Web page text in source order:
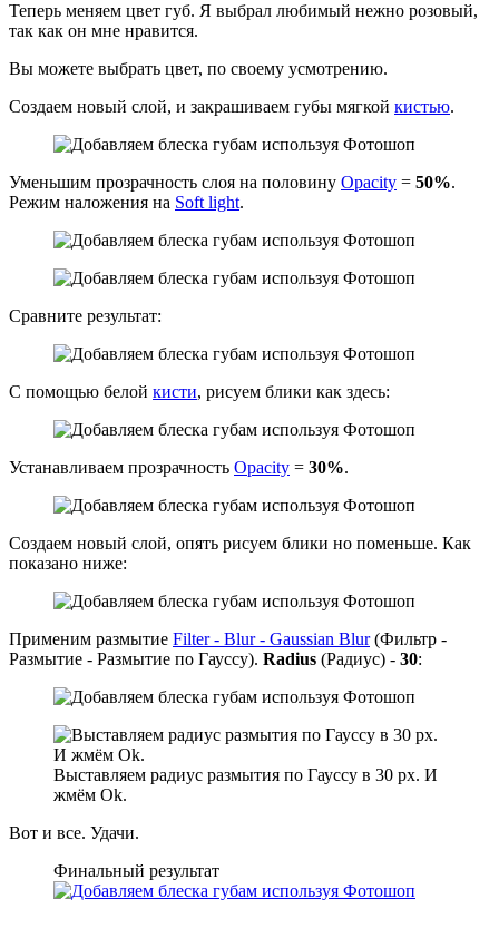
Теперь меняем цвет губ. Я выбрал любимый нежно розовый,
так как он мне нравится.
Вы можете выбрать цвет, по своему усмотрению.
Создаем новый слой, и закрашиваем губы мягкой кистью.
Уменьшим прозрачность слоя на половину Opacity = 50%.
Режим наложения на Soft light.
Сравните результат:
С помощью белой кисти, рисуем блики как здесь:
Устанавливаем прозрачность Opacity = 30%.
Создаем новый слой, опять рисуем блики но поменьше. Как
показано ниже:
Применим размытие Filter - Blur - Gaussian Blur(Фильтр -
Размытие - Размытие по Гауссу). Radius (Радиус) - 30:
Выставляем радиус размытия по Гауссу в 30 px. И
жмём Ok.
Вот и все. Удачи.
Финальный результат